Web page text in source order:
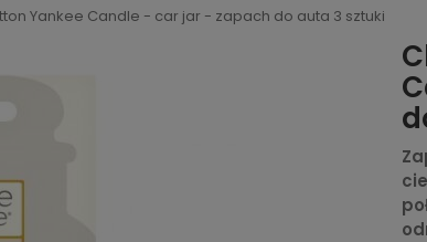
Yankee Candle - car jar - zapach do auta 3 sztuki